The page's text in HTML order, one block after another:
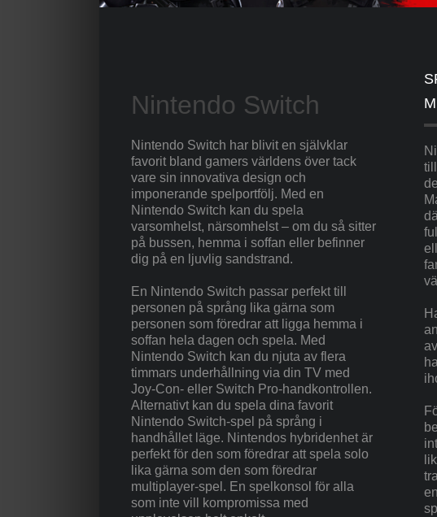
Nintendo Switch
Nintendo Switch har blivit en självklar
favorit bland gamers världens över tack
vare sin innovativa design och
imponerande spelportfölj. Med en
Nintendo Switch kan du spela
varsomhelst, närsomhelst – om du så sitter
på bussen, hemma i soffan eller befinner
dig på en ljuvlig sandstrand.
En Nintendo Switch passar perfekt till
personen på språng lika gärna som
personen som föredrar att ligga hemma i
soffan hela dagen och spela. Med
Nintendo Switch kan du njuta av flera
timmars underhållning via din TV med
Joy-Con- eller Switch Pro-handkontrollen.
Alternativt kan du spela dina favorit
Nintendo Switch-spel på språng i
handhållet läge. Nintendos hybridenhet är
perfekt för den som föredrar att spela solo
lika gärna som den som föredrar
multiplayer-spel. En spelkonsol för alla
som inte vill kompromissa med